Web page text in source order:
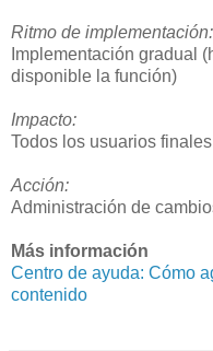
Ritmo de implementación:
Implementación gradual
disponible la función)
Impacto:
Todos los usuarios finales
Acción:
Administración de
Más información
Centro de ayuda: Cómo
contenido